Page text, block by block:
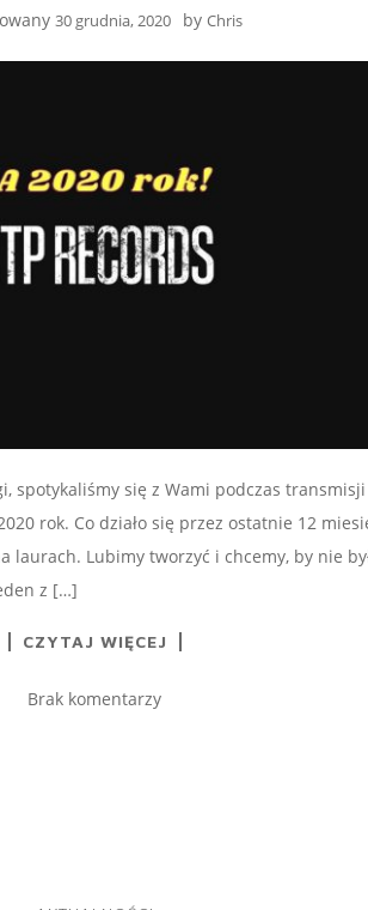
30 grudnia, 2020 by Chris
spotykaliśmy się z Wami podczas
rok. Co działo się przez ostatnie 12
laurach. Lubimy tworzyć i chcemy, by nie
z […]
CZYTAJ WIĘCEJ
Brak komentarzy